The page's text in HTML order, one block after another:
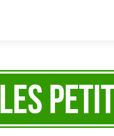
Les